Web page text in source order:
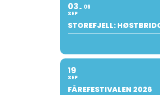
03
SEP
06
STOREFJELL:
19
SEP
FÅREFESTIVALEN 2026